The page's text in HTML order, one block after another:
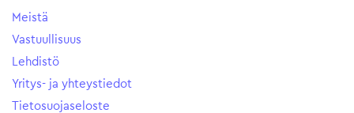
Meistä
Vastuullisuus
Lehdistö
Yritys- ja yhteystiedot
Tietosuojaseloste